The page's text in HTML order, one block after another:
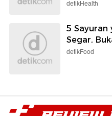
detikHealth
5 Sayuran
Segar,
detikFood